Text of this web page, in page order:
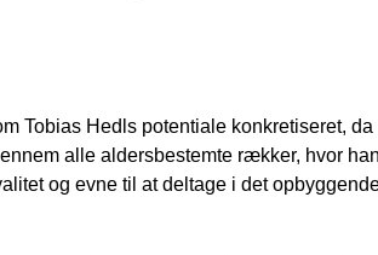
Tobias Hedls potentiale konkretiseret, da
alle aldersbestemte rækker, hvor
og evne til at deltage i det